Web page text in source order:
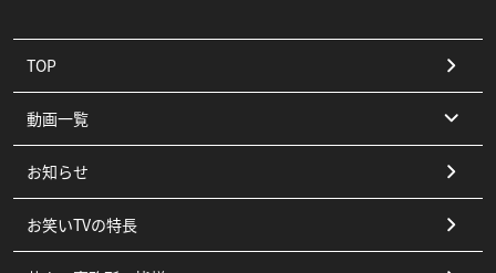
TOP
動画一覧
コント
漫才
お知らせ
お笑いTVの特長